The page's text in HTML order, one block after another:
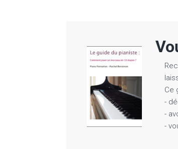
Vous
Ce
-
-
-